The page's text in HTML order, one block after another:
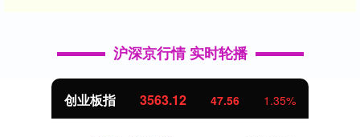
沪深京行情 实时轮播
创业板指 3563.12 47.56 1.35%